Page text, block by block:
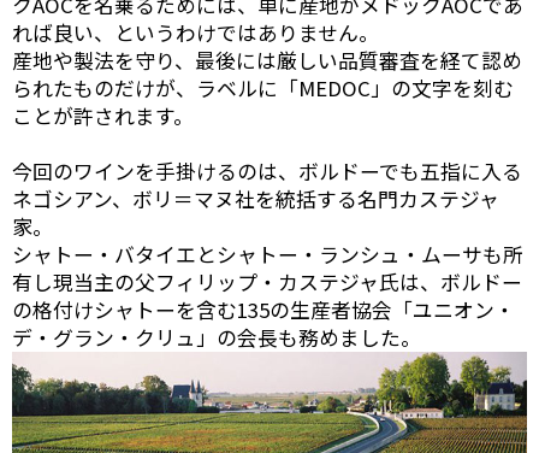
れば良い、というわけではありません。
産地や製法を守り、最後には厳しい品質審査を経て認め
られたものだけが、ラベルに「MEDOC」の文字を刻む
ことが許されます。
今回のワインを手掛けるのは、ボルドーでも五指に入る
ネゴシアン、ボリ＝マヌ社を統括する名門カステジャ
家。
シャトー・バタイエとシャトー・ランシュ・ムーサも所
有し現当主の父フィリップ・カステジャ氏は、ボルドー
の格付けシャトーを含む135の生産者協会「ユニオン・
デ・グラン・クリュ」の会長も務めました。